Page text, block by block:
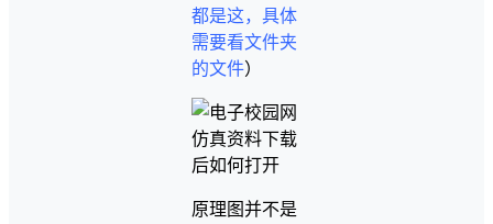
都是这，具体
需要看文件夹
的文件）
原理图并不是